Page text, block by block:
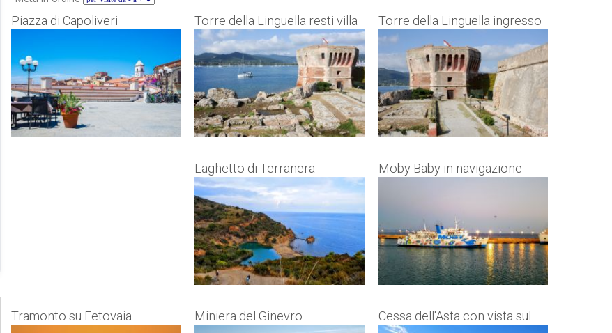
Piazza di Capoliveri
Torre della Linguella resti villa
romana
Torre della Linguella ingresso
Laghetto di Terranera Moby Baby in navigazione
Tramonto su Fetovaia Miniera del Ginevro
Cessa dell'Asta con vista sul